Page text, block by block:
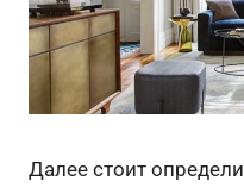
Далее стоит